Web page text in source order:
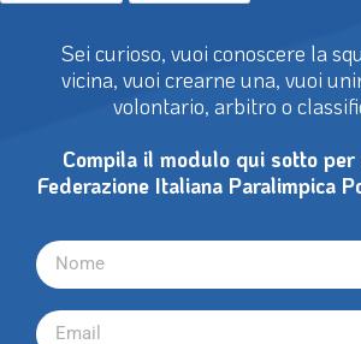
Sei curioso, vuoi conoscere la
vicina, vuoi crearne una, vuoi
volontario, arbitro o
Compila il modulo qui sotto
Federazione Italiana Paralimpica